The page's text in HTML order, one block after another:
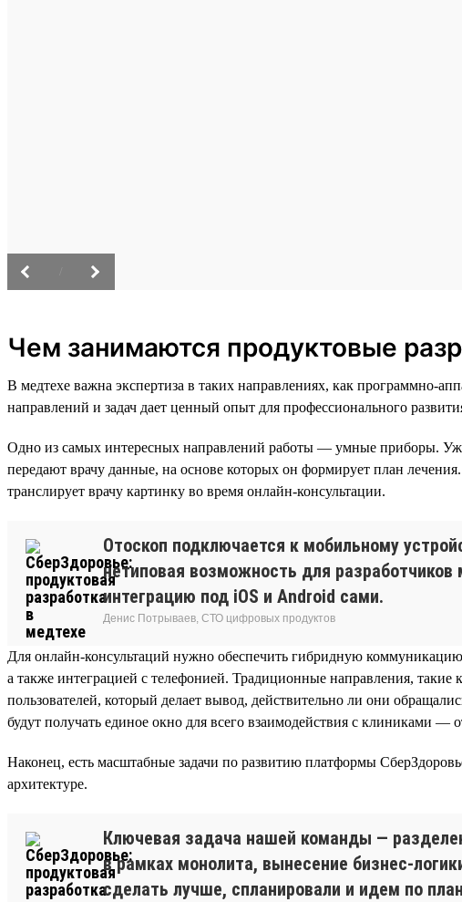
Чем занимаются продуктовые
В медтехе важна экспертиза в таких направлениях, как
направлений и задач дает ценный опыт для профессионального
Одно из самых интересных направлений работы — умные приборы.
передают врачу данные, на основе которых он формирует план
транслирует врачу картинку во время онлайн-консультации.
Отоскоп подключается к мобильному
нетиповая возможность для
интеграцию под iOS и Android сами.
Денис Потрываев, СТО цифровых продуктов
Для онлайн-консультаций нужно обеспечить гибридную
а также интеграцией с телефонией. Традиционные направления,
пользователей, который делает вывод, действительно ли они
будут получать единое окно для всего взаимодействия с клиниками —
Наконец, есть масштабные задачи по развитию платформы
архитектуре.
Ключевая задача нашей команды —
в рамках монолита, вынесение бизнес-
сделать лучше, спланировали и идем по